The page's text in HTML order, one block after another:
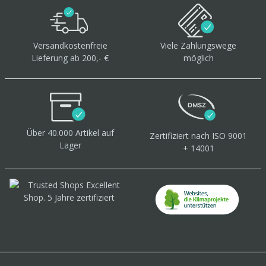
Versandkostenfreie
Lieferung ab 200,- €
Viele Zahlungswege
möglich
Über 40.000 Artikel auf
Lager
Zertifiziert nach ISO 9001
+ 14001